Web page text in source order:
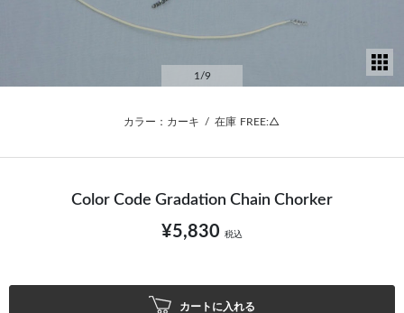
1 /9
カラー：カーキ / 在庫 FREE:△
Color Code Gradation Chain Chorker
¥5,830 税込
カートに入れる